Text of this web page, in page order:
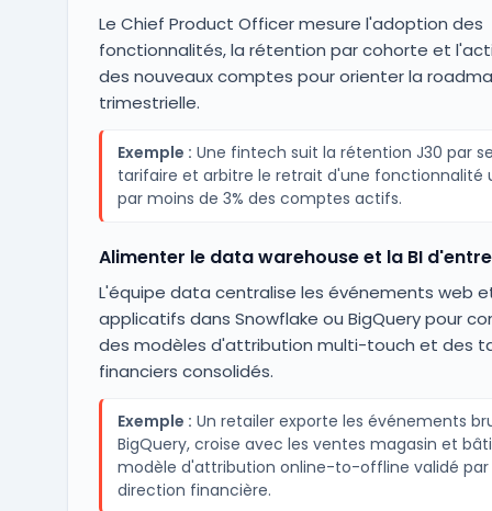
Le Chief Product Officer mesure l'adoption des
fonctionnalités, la rétention par cohorte et
des nouveaux comptes pour orienter la
trimestrielle.
Exemple : Une fintech suit la rétention J30 par
tarifaire et arbitre le retrait d'une fonctionnalité
par moins de 3% des comptes actifs.
Alimenter le data warehouse et la BI
L'équipe data centralise les événements web
applicatifs dans Snowflake ou BigQuery pour
des modèles d'attribution multi-touch et des
financiers consolidés.
Exemple : Un retailer exporte les événements
BigQuery, croise avec les ventes magasin et
modèle d'attribution online-to-offline validé par
direction financière.